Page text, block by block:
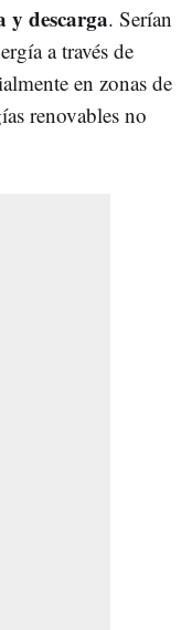
y descarga. Serían
a través de
en zonas de
renovables no